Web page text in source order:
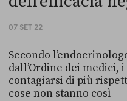
07 SET 22
Secondo
dall’Ordine dei medici,
contagiarsi di più
cose non stanno così